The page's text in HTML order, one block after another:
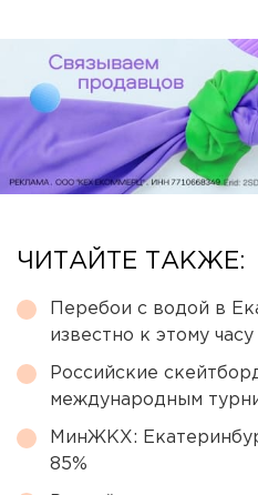
ЧИТАЙТЕ ТАКЖЕ:
Перебои с водой в
известно к этому часу
Российские
международным
МинЖКХ:
85%